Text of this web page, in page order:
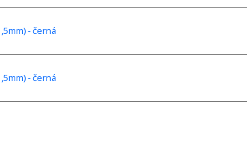
- černá
- černá